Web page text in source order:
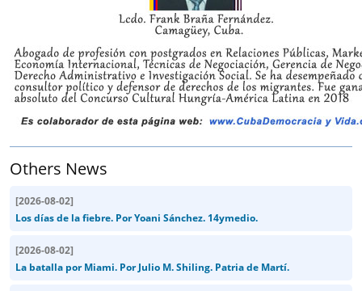
Others News
[2026-08-02]
Los días de la fiebre. Por Yoani Sánchez. 14ymedio.
[2026-08-02]
La batalla por Miami. Por Julio M. Shiling. Patria de Martí.